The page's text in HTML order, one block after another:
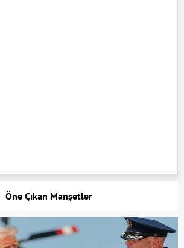
Öne Çıkan Manşetler